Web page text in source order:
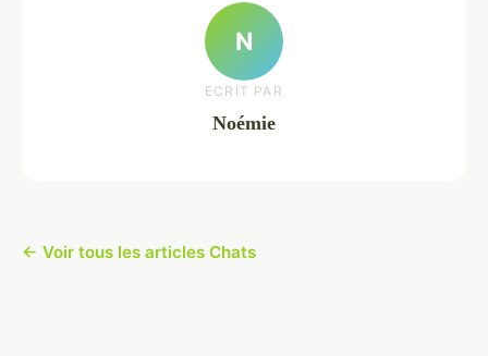
N
ECRIT PAR
Noémie
← Voir tous les articles Chats